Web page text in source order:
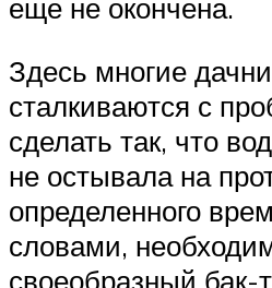
еще не окончена.
Здесь многие
сталкиваются с
сделать так, что
не остывала на
определенного
словами,
своеобразный бак-